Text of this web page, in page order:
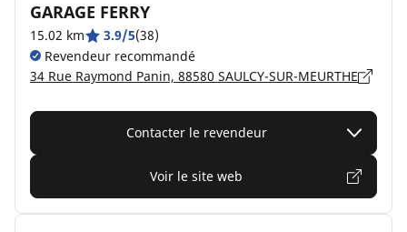
GARAGE FERRY
15.02 km 3.9/5(38)
Revendeur recommandé
34 Rue Raymond Panin, 88580 SAULCY-SUR-MEURTHE
Contacter le revendeur
Voir le site web